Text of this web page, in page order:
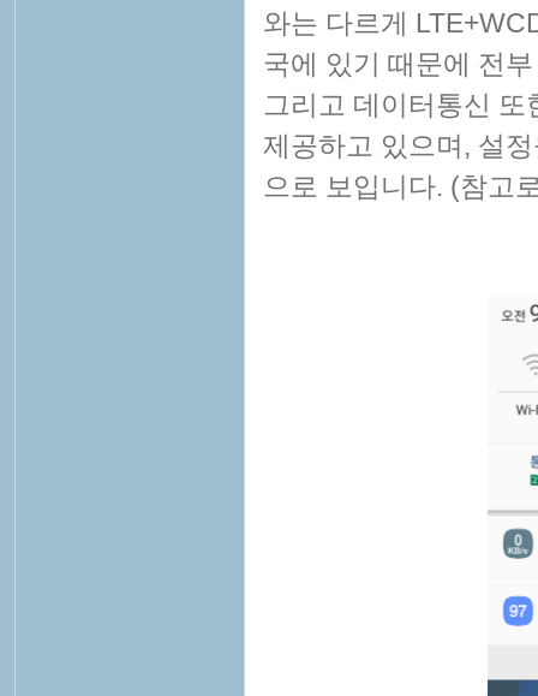
와는 다르게
국에 있기 때문에 전
그리고 데이터통신
제공하고 있으며, 설
으로 보입니다. (참고